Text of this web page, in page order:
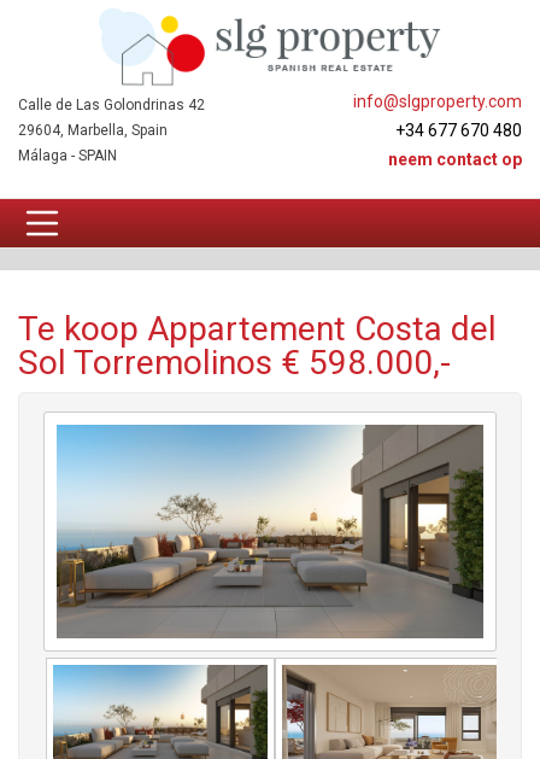
info@slgproperty.com
+34 677 670 480
neem contact op
Calle de Las Golondrinas 42
29604, Marbella, Spain
Málaga - SPAIN
Te koop Appartement Costa del
Sol Torremolinos € 598.000,-